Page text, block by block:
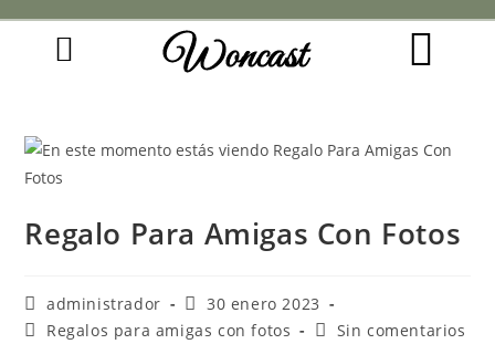
Woncast
Regalo Para Amigas Con Fotos
administrador
30 enero 2023
Regalos para amigas con fotos
Sin comentarios